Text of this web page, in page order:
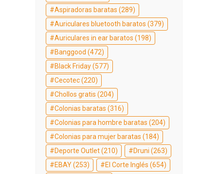
Aspiradoras baratas (289)
Auriculares bluetooth baratos (379)
Auriculares in ear baratos (198)
Banggood (472)
Black Friday(577)
Cecotec(220)
Chollos gratis (204)
Colonias baratas (316)
Colonias para hombre baratas (204)
Colonias para mujer baratas (184)
Deporte Outlet(210) Druni (263)
EBAY(253) El Corte Inglés (654)